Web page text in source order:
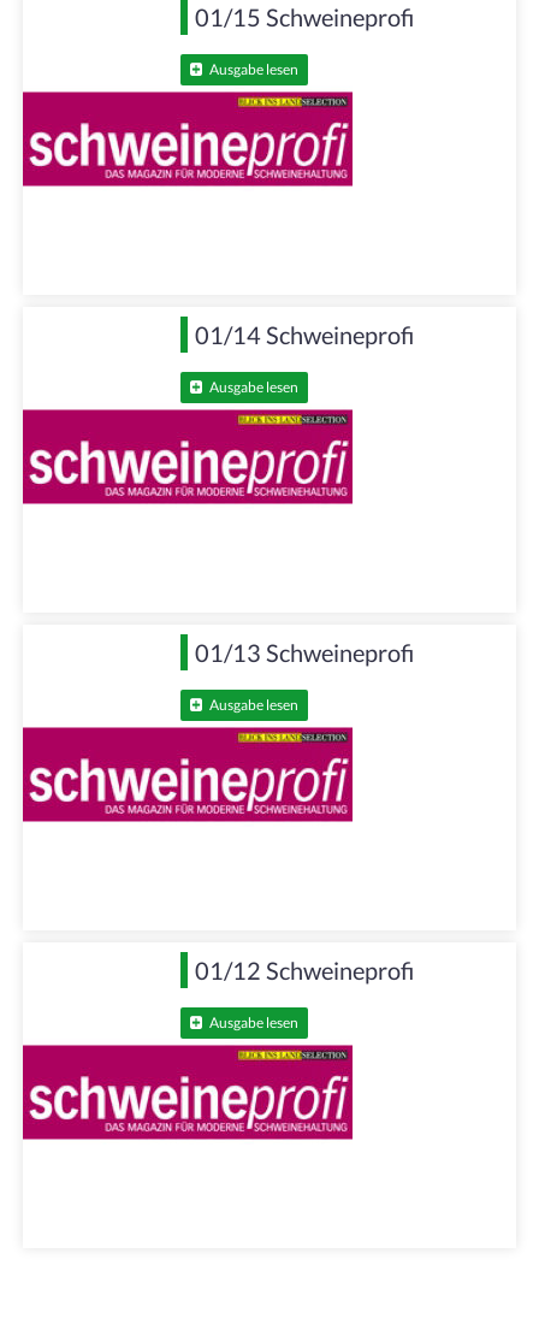
01/15 Schweineprofi
Ausgabe lesen
01/14 Schweineprofi
Ausgabe lesen
01/13 Schweineprofi
Ausgabe lesen
01/12 Schweineprofi
Ausgabe lesen